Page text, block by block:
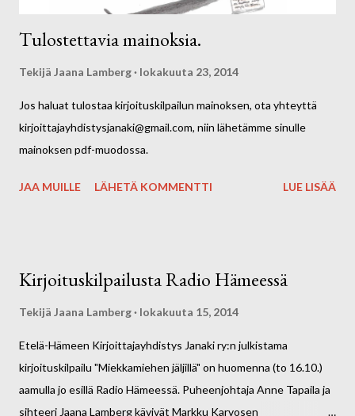
Tulostettavia mainoksia.
Tekijä Jaana Lamberg lokakuuta 23, 2014
Jos haluat tulostaa kirjoituskilpailun mainoksen, ota yhteyttä
kirjoittajayhdistysjanaki@gmail.com, niin lähetämme sinulle
mainoksen pdf-muodossa.
JAA MUILLE LÄHETÄ KOMMENTTI LUE LISÄÄ
Kirjoituskilpailusta Radio Hämeessä
Tekijä Jaana Lamberg lokakuuta 15, 2014
Etelä-Hämeen Kirjoittajayhdistys Janaki ry:n julkistama
kirjoituskilpailu "Miekkamiehen jäljillä" on huomenna (to 16.10.)
aamulla jo esillä Radio Hämeessä. Puheenjohtaja Anne Tapaila ja
sihteeri Jaana Lamberg kävivät Markku Karvosen